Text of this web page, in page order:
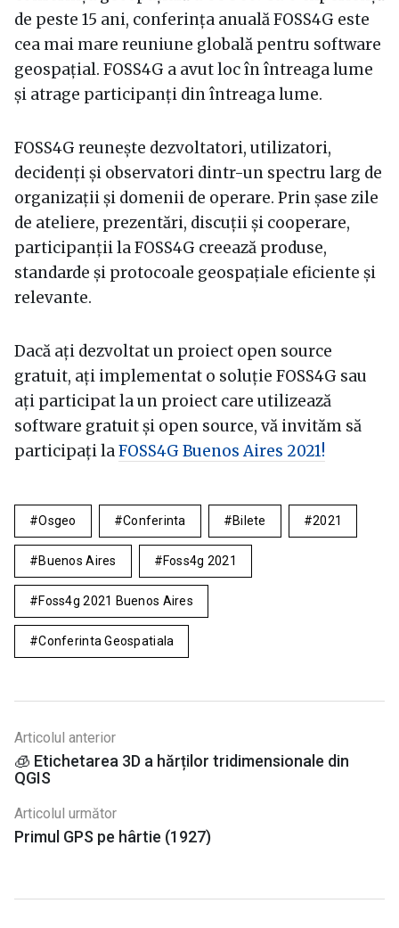
de peste 15 ani, conferința anuală FOSS4G este
cea mai mare reuniune globală pentru software
geospațial. FOSS4G a avut loc în întreaga lume
și atrage participanți din întreaga lume.
FOSS4G reunește dezvoltatori, utilizatori,
decidenți și observatori dintr-un spectru larg de
organizații și domenii de operare. Prin șase zile
de ateliere, prezentări, discuții și cooperare,
participanții la FOSS4G creează produse,
standarde și protocoale geospațiale eficiente și
relevante.
Dacă ați dezvoltat un proiect open source
gratuit, ați implementat o soluție FOSS4G sau
ați participat la un proiect care utilizează
software gratuit și open source, vă invităm să
participați laFOSS4G Buenos Aires 2021!
Osgeo Conferinta Bilete 2021
Buenos Aires Foss4g 2021
Foss4g 2021 Buenos Aires
Conferinta Geospatiala
Articolul anterior
🧊 Etichetarea 3D a hărților tridimensionale din
QGIS
Articolul următor
Primul GPS pe hârtie (1927)